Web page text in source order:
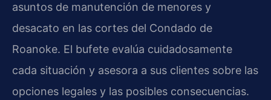
asuntos de manutención de menores y
desacato en las cortes del Condado de
Roanoke. El bufete evalúa cuidadosamente
cada situación y asesora a sus clientes sobre las
opciones legales y las posibles consecuencias.